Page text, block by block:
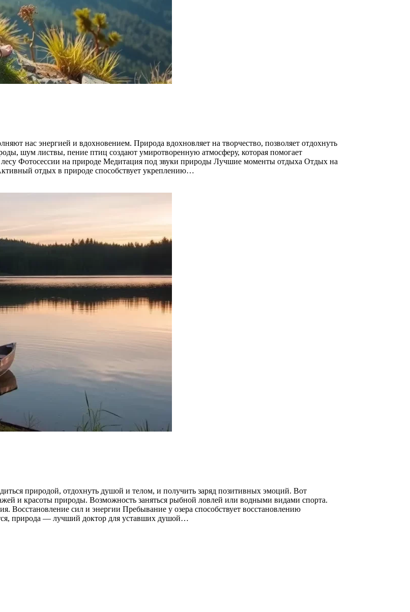
нас энергией и вдохновением. Природа вдохновляет на творчество, позволяет отдохнуть
шум листвы, пение птиц создают умиротворенную атмосферу, которая помогает
Фотосессии на природе Медитация под звуки природы Лучшие моменты отдыха Отдых на
отдых в природе способствует укреплению…
природой, отдохнуть душой и телом, и получить заряд позитивных эмоций. Вот
и красоты природы. Возможность заняться рыбной ловлей или водными видами спорта.
Восстановление сил и энергии Пребывание у озера способствует восстановлению
природа — лучший доктор для уставших душой…